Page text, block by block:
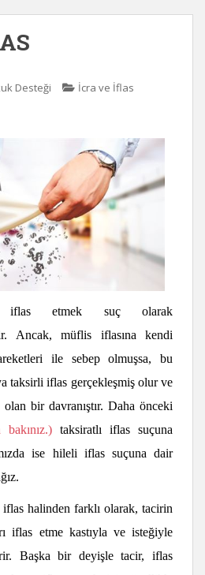
Desteği
İcra ve İflas
iflas etmek suç olarak
Ancak, müflis iflasına kendi
ile sebep olmuşsa, bu
taksirli iflas gerçekleşmiş olur ve
bir davranıştır. Daha önceki
taksiratlı iflas suçuna
ise hileli iflas suçuna dair
halinden farklı olarak, tacirin
iflas etme kastıyla ve isteğiyle
Başka bir deyişle tacir, iflas